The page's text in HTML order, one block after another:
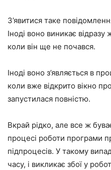
З’явитися таке
Іноді воно виникає відразу
коли він ще не почався.
Іноді воно з’являється в
коли вже відкрито вікно
запустилася повністю.
Вкрай рідко, але все ж
процесі роботи програми
підпроцесів. У такому
часу, і викликає збої у